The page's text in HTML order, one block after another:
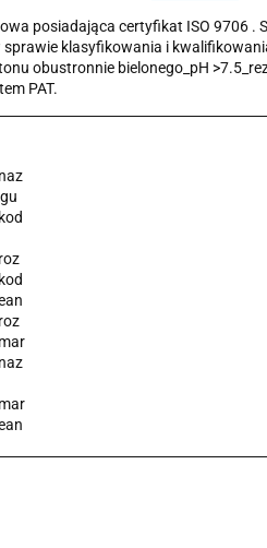
posiadająca certyfikat ISO 9706
sprawie klasyfikowania i
obustronnie bielonego_pH
PAT.